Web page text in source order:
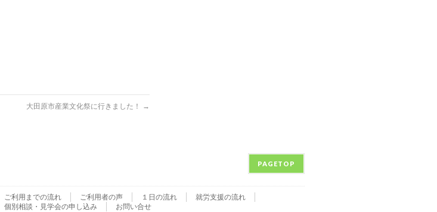
大田原市産業文化祭に行きました！ →
PAGETOP
ご利用までの流れ ご利用者の声 １日の流れ
就労支援の流れ
個別相談・見学会の申し込み お問い合せ